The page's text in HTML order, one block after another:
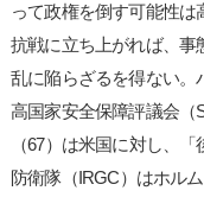
って政権を倒す可能性
抗戦に立ち上がれば、事
乱に陥らざるを得ない。
高国家安全保障評議会（
（67）は米国に対し、
防衛隊（IRGC）はホル